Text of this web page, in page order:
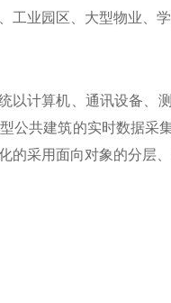
工业园区、大型物业、
以计算机、通讯设备、
公共建筑的实时数据采
的采用面向对象的分层